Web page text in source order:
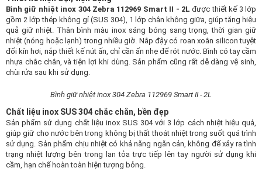
Bình giữ nhiệt inox 304 Zebra 112969 Smart II - 2L được thiết kế 3 lớp
gồm 2 lớp thép không gỉ (SUS 304), 1 lớp chân không giữa, giúp tăng hiệu
quả giữ nhiệt. Thân bình màu inox sáng bóng sang trọng, thời gian giữ
nhiệt (nóng hoặc lạnh) trong nhiều giờ. Nắp đậy có roan xoắn silicon tuyệt
đối kín hơi, nắp thiết kế nút ấn, chỉ cần ấn nhẹ để rót nước. Bình có tay cầm
nhựa chắc chắn, và tiện lợi khi dùng. Sản phẩm cũng rất dễ dàng vệ sinh,
chùi rửa sau khi sử dụng.
Bình giữ nhiệt inox 304 Zebra 112969 Smart II - 2L
Chất liệu inox SUS 304 chắc chắn, bền đẹp
Sản phẩm sử dụng chất liệu inox SUS 304 với 3 lớp cách nhiệt hiệu quả,
giúp giữ cho nước bên trong không bị thất thoát nhiệt trong suốt quá trình
sử dụng. Sản phẩm chịu nhiệt có khả năng ngăn cản, không để xảy ra tình
trạng nhiệt lượng bên trong lan tỏa trực tiếp lên tay người sử dụng khi
cầm, hạn chế hoàn toàn hiện tượng bỏng.